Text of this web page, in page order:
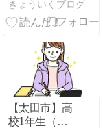
へ、懸念もで
る
きょういくブログ
【太田市】高
校1年生（女